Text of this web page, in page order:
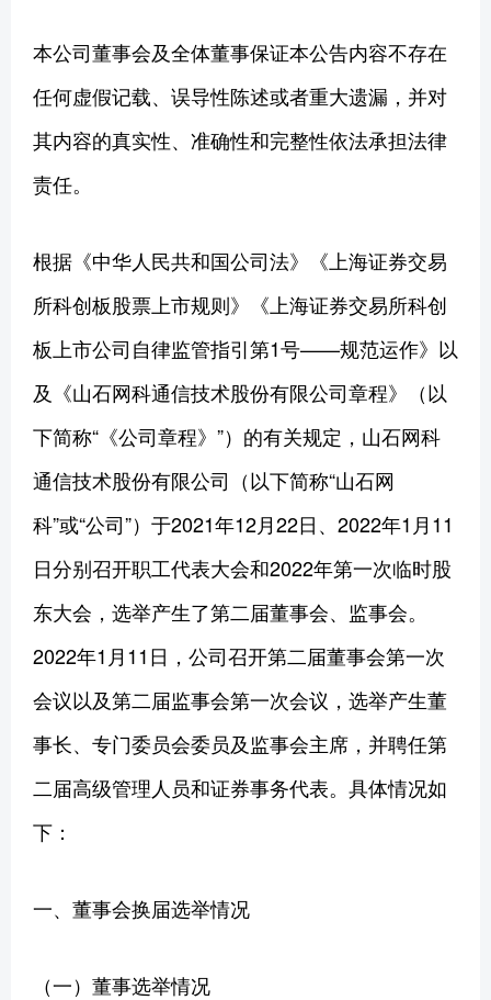
本公司董事会及全体董事保证本公告内容不存在
任何虚假记载、误导性陈述或者重大遗漏，并对
其内容的真实性、准确性和完整性依法承担法律
责任。
根据《中华人民共和国公司法》《上海证券交易
所科创板股票上市规则》《上海证券交易所科创
板上市公司自律监管指引第1号——规范运作》以
及《山石网科通信技术股份有限公司章程》（以
下简称“《公司章程》”）的有关规定，山石网科
通信技术股份有限公司（以下简称“山石网
科”或“公司”）于2021年12月22日、2022年1月11
日分别召开职工代表大会和2022年第一次临时股
东大会，选举产生了第二届董事会、监事会。
2022年1月11日，公司召开第二届董事会第一次
会议以及第二届监事会第一次会议，选举产生董
事长、专门委员会委员及监事会主席，并聘任第
二届高级管理人员和证券事务代表。具体情况如
下：
一、董事会换届选举情况
（一）董事选举情况